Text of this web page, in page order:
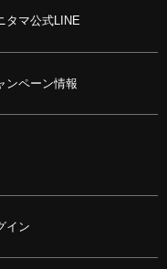
タマ公式LINE
ンペーン情報
イン